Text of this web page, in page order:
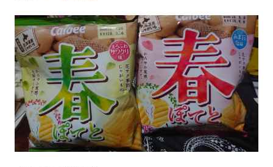
味・
豚
キ
ム
チ
味
食
べ
て
み